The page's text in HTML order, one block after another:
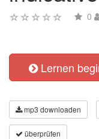
0
Lernen
mp3 downloaden
überprüfen